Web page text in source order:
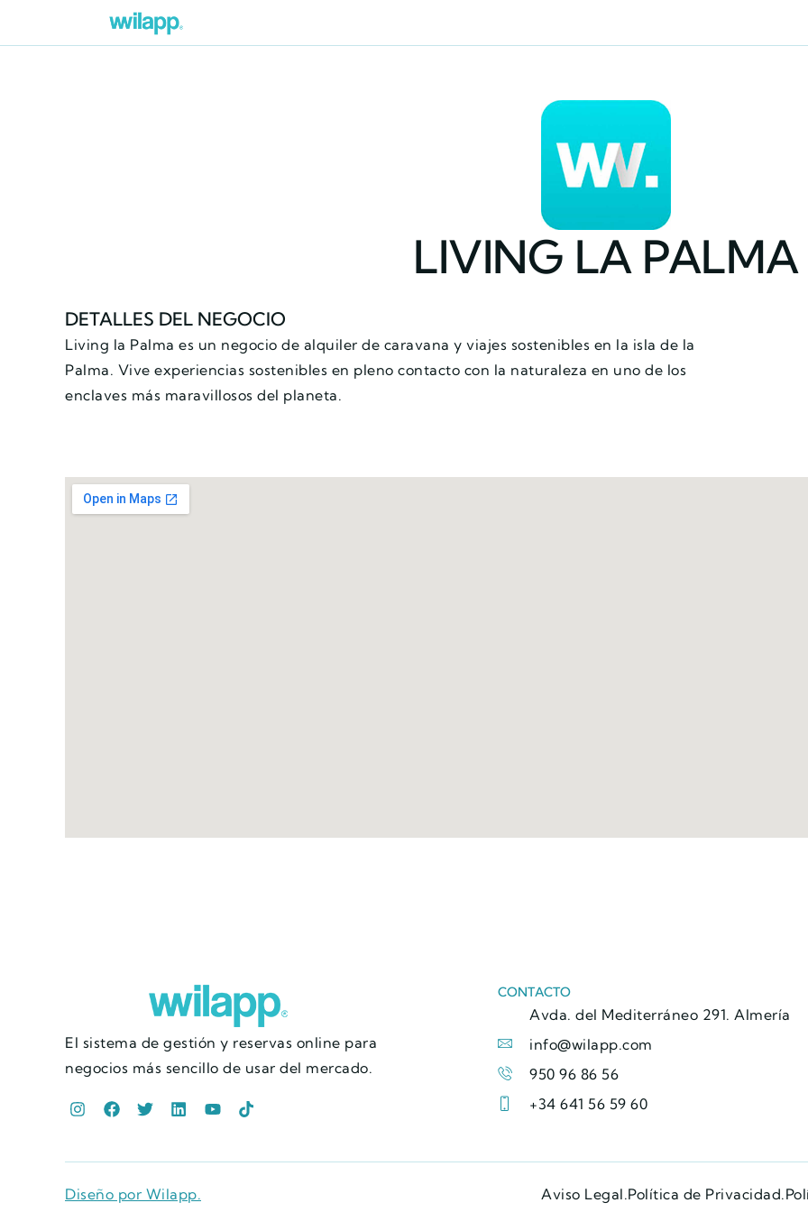
LIVING LA PALMA
DETALLES DEL NEGOCIO
Living la Palma es un negocio de alquiler de caravana y viajes sostenibles en la isla de la
Palma. Vive experiencias sostenibles en pleno contacto con la naturaleza en uno de los
enclaves más maravillosos del planeta.
El sistema de gestión y reservas online para
negocios más sencillo de usar del mercado.
CONTACTO
Avda. del Mediterráneo 291. Almería
info@wilapp.com
950 96 86 56
+34 641 56 59 60
Diseño por Wilapp. Aviso Legal.Política de Privacidad.